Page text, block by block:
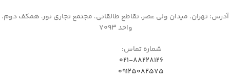
آدرس: تهران، میدان ولی عصر، تقاطع طالقانی، مجتمع تجاری نور، همکف دوم،
واحد 7093
شماره تماس:
021-88228126
09125082575